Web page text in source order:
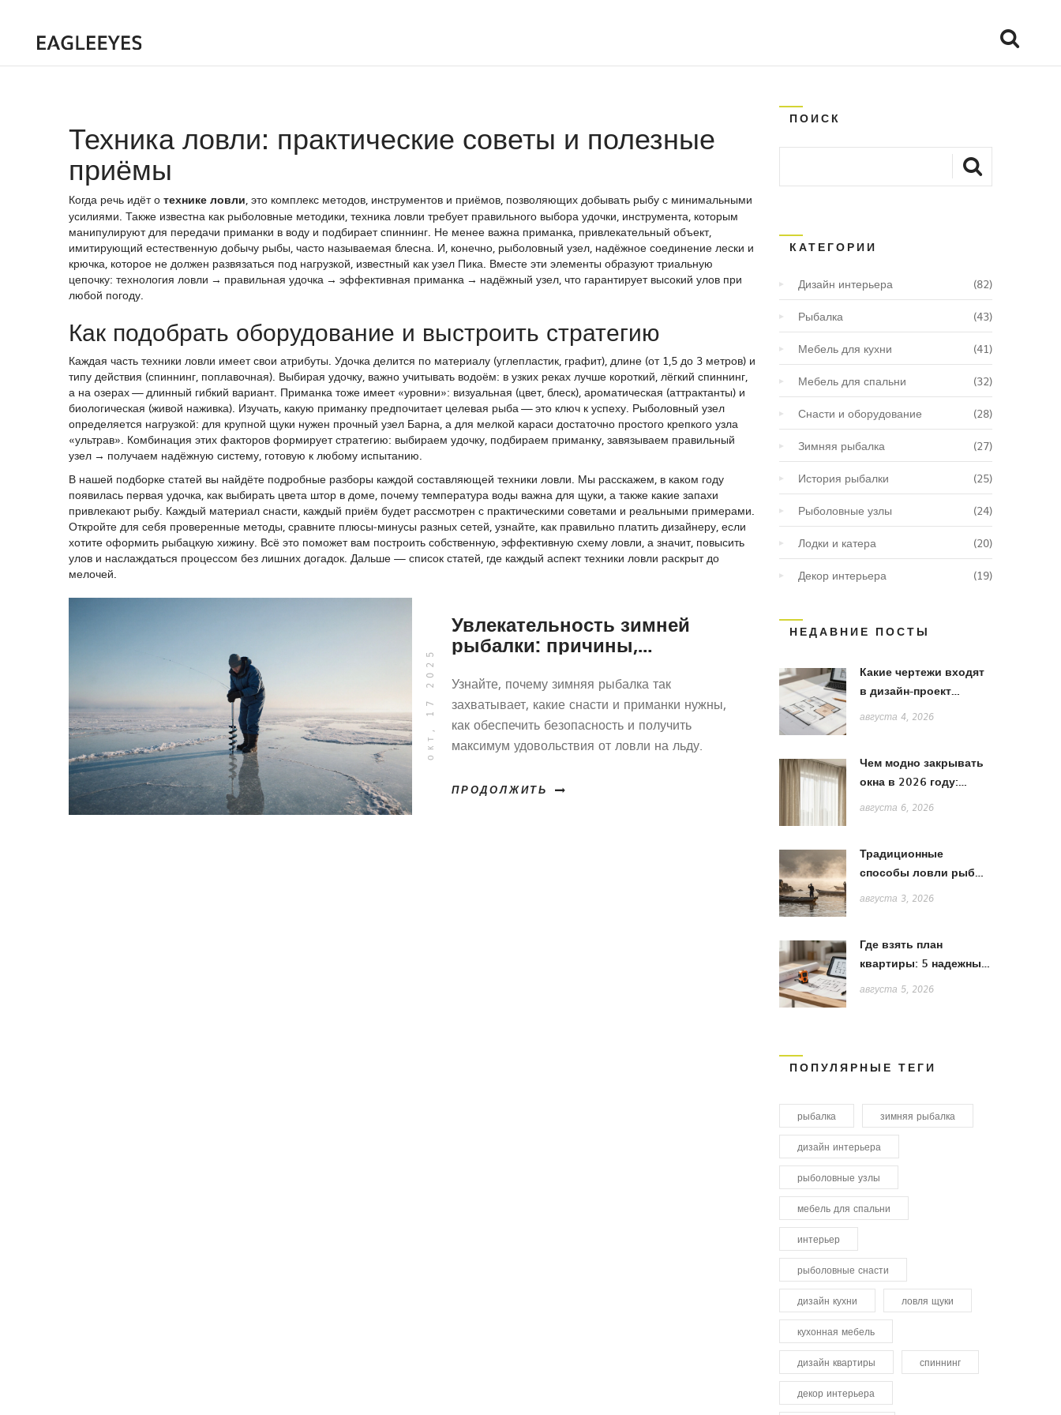
Техника ловли: практические советы и полезные
приёмы
Когда речь идёт о технике ловли, это комплекс методов, инструментов и приёмов, позволяющих добывать рыбу с минимальными
усилиями. Также известна как рыболовные методики, техника ловли требует правильного выбора удочки, инструмента, которым
манипулируют для передачи приманки в воду и подбираетспиннинг. Не менее важна приманка, привлекательный объект,
имитирующий естественную добычу рыбы, часто называемая блесна. И, конечно, рыболовный узел, надёжное соединение лески и
крючка, которое не должен развязаться под нагрузкой, известный как узел Пика. Вместе эти элементы образуют триальную
цепочку: технология ловли → правильная удочка → эффективная приманка → надёжный узел, что гарантирует высокий улов при
любой погоду.
Как подобрать оборудование и выстроить стратегию
Каждая часть техники ловли имеет свои атрибуты. Удочка делится по материалу (углепластик, графит), длине (от 1,5 до 3 метров) и
типу действия (спиннинг, поплавочная). Выбирая удочку, важно учитывать водоём: в узких реках лучше короткий, лёгкий спиннинг,
а на озерах — длинный гибкий вариант. Приманка тоже имеет «уровни»: визуальная (цвет, блеск), ароматическая (аттрактанты) и
биологическая (живой наживка). Изучать, какую приманку предпочитает целевая рыба — это ключ к успеху. Рыболовный узел
определяется нагрузкой: для крупной щуки нужен прочный узел Барна, а для мелкой караси достаточно простого крепкого узла
«ультрав». Комбинация этих факторов формирует стратегию: выбираем удочку, подбираем приманку, завязываем правильный
узел → получаем надёжную систему, готовую к любому испытанию.
В нашей подборке статей вы найдёте подробные разборы каждой составляющей техники ловли. Мы расскажем, в каком году
появилась первая удочка, как выбирать цвета штор в доме, почему температура воды важна для щуки, а также какие запахи
привлекают рыбу. Каждый материал снасти, каждый приём будет рассмотрен с практическими советами и реальными примерами.
Откройте для себя проверенные методы, сравните плюсы‑минусы разных сетей, узнайте, как правильно платить дизайнеру, если
хотите оформить рыбацкую хижину. Всё это поможет вам построить собственную, эффективную схему ловли, а значит, повысить
улов и наслаждаться процессом без лишних догадок. Дальше — список статей, где каждый аспект техники ловли раскрыт до
мелочей.
окт, 17 2025
Увлекательность зимней
рыбалки: причины,
Узнайте, почему зимняя рыбалка так
захватывает, какие снасти и приманки нужны,
как обеспечить безопасность и получить
максимум удовольствия от ловли на льду.
ПРОДОЛЖИТЬ
ПОИСК
КАТЕГОРИИ
Дизайн интерьера (82)
Рыбалка (43)
Мебель для кухни (41)
Мебель для спальни (32)
Снасти и оборудование (28)
Зимняя рыбалка (27)
История рыбалки (25)
Рыболовные узлы (24)
Лодки и катера (20)
Декор интерьера (19)
НЕДАВНИЕ ПОСТЫ
Какие чертежи входят
в дизайн-проект
квартиры: полный
августа 4, 2026
Чем модно закрывать
окна в 2026 году:
тренды штор, жалюзи
августа 6, 2026
Традиционные
способы ловли рыбы
в Японии: от жаберных
августа 3, 2026
Где взять план
квартиры: 5 надежных
способов получить
августа 5, 2026
ПОПУЛЯРНЫЕ ТЕГИ
рыбалка зимняя рыбалка
дизайн интерьера
рыболовные узлы
мебель для спальни
интерьер
рыболовные снасти
дизайн кухни ловля щуки
кухонная мебель
дизайн квартиры спиннинг
декор интерьера